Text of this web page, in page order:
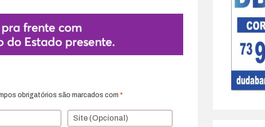
obrigatórios são marcados com *